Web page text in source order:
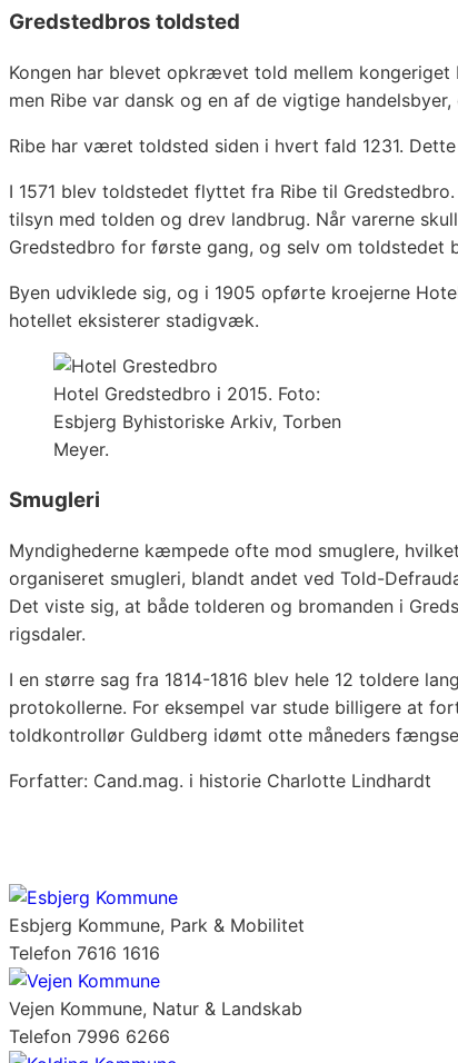
Gredstedbros toldsted
Kongen har blevet opkrævet told mellem kongeriget
men Ribe var dansk og en af de vigtige
Ribe har været toldsted siden i hvert fald 1231.
I 1571 blev toldstedet flyttet fra Ribe til
tilsyn med tolden og drev landbrug. Når varerne
Gredstedbro for første gang, og selv om toldstedet
Byen udviklede sig, og i 1905 opførte kroejerne
hotellet eksisterer stadigvæk.
Hotel Gredstedbro i 2015. Foto:
Esbjerg Byhistoriske Arkiv, Torben
Meyer.
Smugleri
Myndighederne kæmpede ofte mod smuglere,
organiseret smugleri, blandt andet ved Told-
Det viste sig, at både tolderen og bromanden i
rigsdaler.
I en større sag fra 1814-1816 blev hele 12 toldere
protokollerne. For eksempel var stude billigere at
toldkontrollør Guldberg idømt otte måneders
Forfatter: Cand.mag. i historie Charlotte Lindhardt
Esbjerg Kommune, Park & Mobilitet
Telefon 7616 1616
Vejen Kommune, Natur & Landskab
Telefon 7996 6266